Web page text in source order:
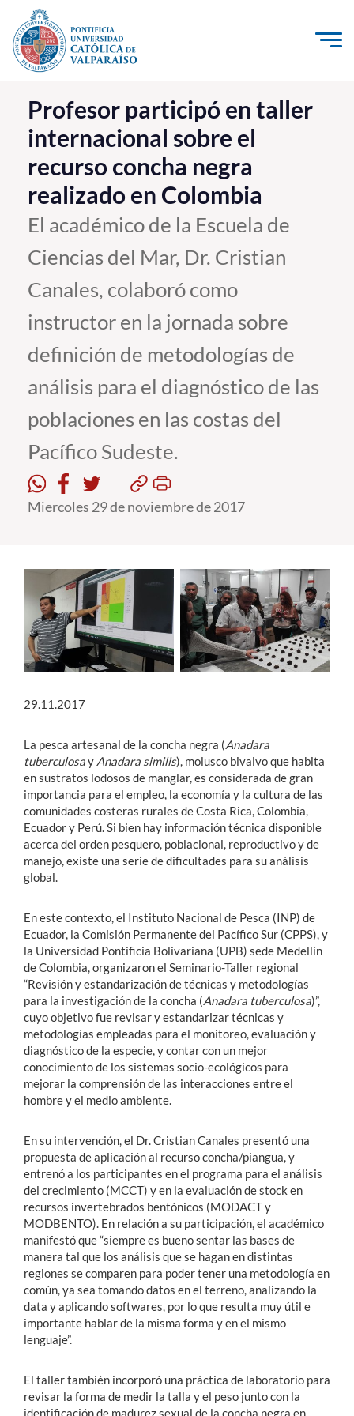
Click acá para ir directamente al contenido
La Universidad
Investigación, Creación e Innovación
PUCV Internacional
Vinculación con el Medio
Admisión
Pregrado
Postgrado
Formación Continua
Estudiantes
Académicos
Funcionarios
Alumni
Profesor participó en taller
internacional sobre el
recurso concha negra
realizado en Colombia
El académico de la Escuela de
Ciencias del Mar, Dr. Cristian
Canales, colaboró como
instructor en la jornada sobre
definición de metodologías de
análisis para el diagnóstico de las
poblaciones en las costas del
Pacífico Sudeste.
Miercoles 29 de noviembre de 2017
29.11.2017
La pesca artesanal de la concha negra (Anadara
tuberculosay Anadara similis), molusco bivalvo que habita
en sustratos lodosos de manglar, es considerada de gran
importancia para el empleo, la economía y la cultura de las
comunidades costeras rurales de Costa Rica, Colombia,
Ecuador y Perú. Si bien hay información técnica disponible
acerca del orden pesquero, poblacional, reproductivo y de
manejo, existe una serie de dificultades para su análisis
global.
En este contexto, el Instituto Nacional de Pesca (INP) de
Ecuador, la Comisión Permanente del Pacífico Sur (CPPS), y
la Universidad Pontificia Bolivariana (UPB) sede Medellín
de Colombia, organizaron el Seminario-Taller regional
“Revisión y estandarización de técnicas y metodologías
para la investigación de la concha (Anadara tuberculosa)”,
cuyo objetivo fue revisar y estandarizar técnicas y
metodologías empleadas para el monitoreo, evaluación y
diagnóstico de la especie, y contar con un mejor
conocimiento de los sistemas socio-ecológicos para
mejorar la comprensión de las interacciones entre el
hombre y el medio ambiente.
En su intervención, el Dr. Cristian Canales presentó una
propuesta de aplicación al recurso concha/piangua, y
entrenó a los participantes en el programa para el análisis
del crecimiento (MCCT) y en la evaluación de stock en
recursos invertebrados bentónicos (MODACT y
MODBENTO). En relación a su participación, el académico
manifestó que “siempre es bueno sentar las bases de
manera tal que los análisis que se hagan en distintas
regiones se comparen para poder tener una metodología en
común, ya sea tomando datos en el terreno, analizando la
data y aplicando softwares, por lo que resulta muy útil e
importante hablar de la misma forma y en el mismo
lenguaje”.
El taller también incorporó una práctica de laboratorio para
revisar la forma de medir la talla y el peso junto con la
identificación de madurez sexual de la concha negra en